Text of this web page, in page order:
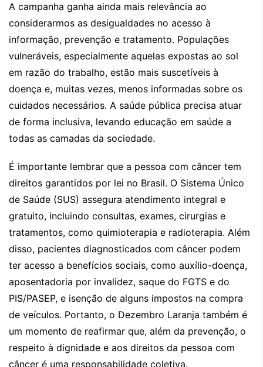
A campanha ganha ainda mais relevância ao
considerarmos as desigualdades no acesso à
informação, prevenção e tratamento. Populações
vulneráveis, especialmente aquelas expostas ao sol
em razão do trabalho, estão mais suscetíveis à
doença e, muitas vezes, menos informadas sobre os
cuidados necessários. A saúde pública precisa atuar
de forma inclusiva, levando educação em saúde a
todas as camadas da sociedade.
É importante lembrar que a pessoa com câncer tem
direitos garantidos por lei no Brasil. O Sistema Único
de Saúde (SUS) assegura atendimento integral e
gratuito, incluindo consultas, exames, cirurgias e
tratamentos, como quimioterapia e radioterapia. Além
disso, pacientes diagnosticados com câncer podem
ter acesso a benefícios sociais, como auxílio-doença,
aposentadoria por invalidez, saque do FGTS e do
PIS/PASEP, e isenção de alguns impostos na compra
de veículos. Portanto, o Dezembro Laranja também é
um momento de reafirmar que, além da prevenção, o
respeito à dignidade e aos direitos da pessoa com
câncer é uma responsabilidade coletiva.